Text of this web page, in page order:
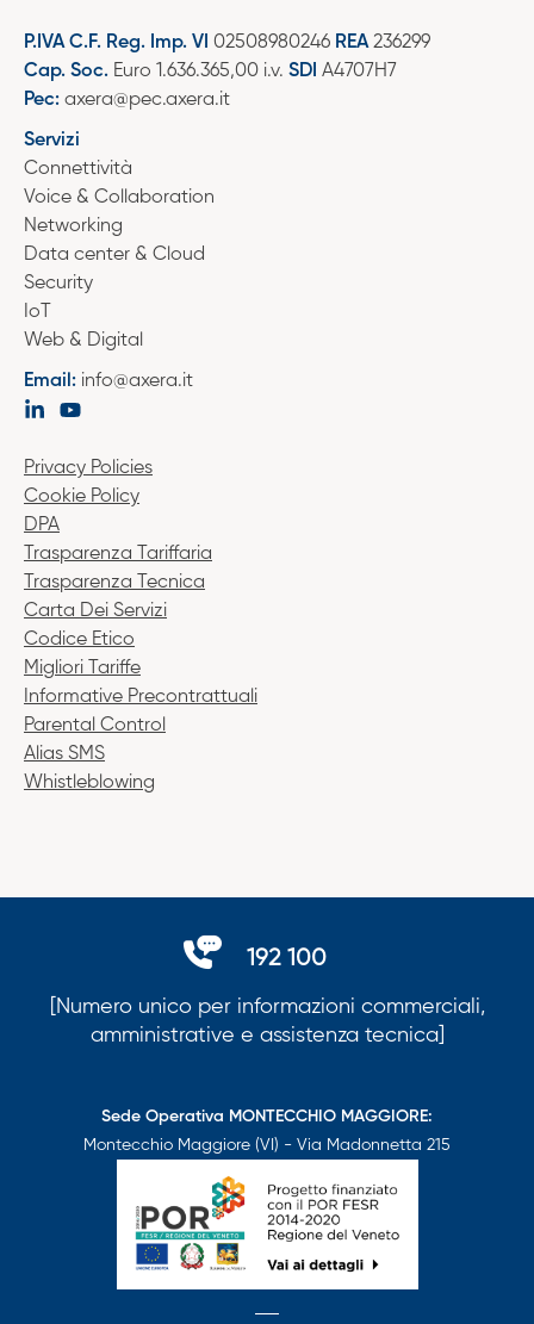
P.IVA C.F. Reg. Imp. VI 02508980246 REA236299
Cap. Soc. Euro 1.636.365,00 i.v. SDI A4707H7
Pec: axera@pec.axera.it
Servizi
Connettività
Voice & Collaboration
Networking
Data center & Cloud
Security
IoT
Web & Digital
Email: info@axera.it
Privacy Policies
Cookie Policy
DPA
Trasparenza Tariffaria
Trasparenza Tecnica
Carta Dei Servizi
Codice Etico
Migliori Tariffe
Informative Precontrattuali
Parental Control
Alias SMS
Whistleblowing
192 100
[Numero unico per informazioni commerciali,
amministrative e assistenza tecnica]
Sede Operativa MONTECCHIO MAGGIORE:
Montecchio Maggiore (VI) - Via Madonnetta 215